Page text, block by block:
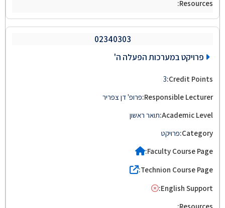
02340303
פרויקט במערכות הפעלה ה'
3
פרופ' דן צפריר
תואר ראשון
פרויקט